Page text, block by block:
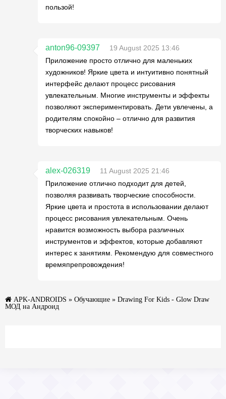
пользой!
anton96-09397
19 August 2025 13:46
Приложение просто отлично для маленьких
художников! Яркие цвета и интуитивно понятный
интерфейс делают процесс рисования
увлекательным. Многие инструменты и эффекты
позволяют экспериментировать. Дети увлечены, а
родителям спокойно – отлично для развития
творческих навыков!
alex-026319
11 August 2025 21:46
Приложение отлично подходит для детей,
позволяя развивать творческие способности.
Яркие цвета и простота в использовании делают
процесс рисования увлекательным. Очень
нравится возможность выбора различных
инструментов и эффектов, которые добавляют
интерес к занятиям. Рекомендую для совместного
времяпрепровождения!
APK-ANDROIDS » Обучающие » Drawing For Kids - Glow Draw
МОД на Андроид